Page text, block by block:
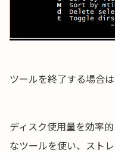
ツールを終了する場合
ディスク使用量を効率
なツールを使い、スト